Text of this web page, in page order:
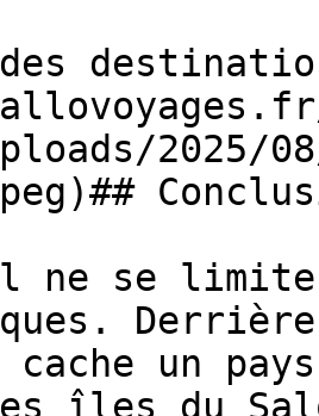
2025/
ne se
cache un
îles du